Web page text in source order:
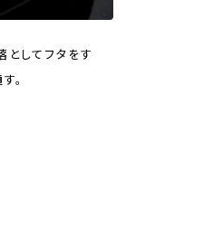
してフタをす
。